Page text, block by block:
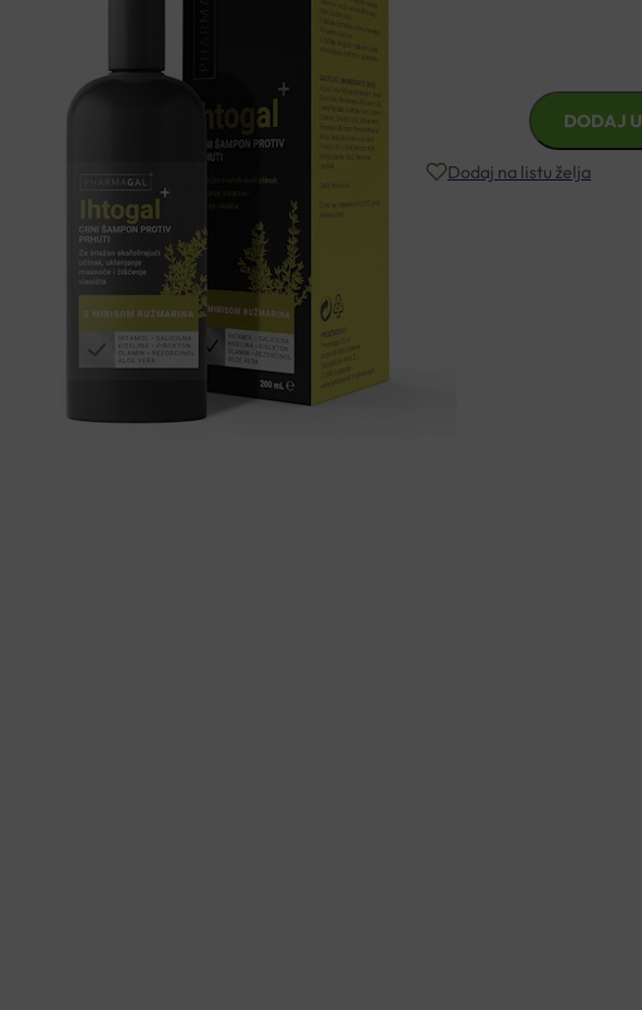
ŠAMPON
DODAJ
Dodaj na listu želja